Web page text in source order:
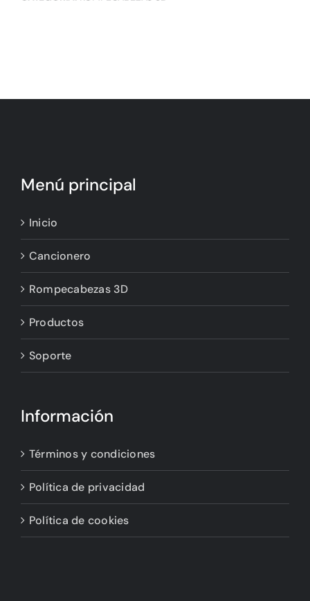
Menú principal
Inicio
Cancionero
Rompecabezas 3D
Productos
Soporte
Información
Términos y condiciones
Política de privacidad
Política de cookies